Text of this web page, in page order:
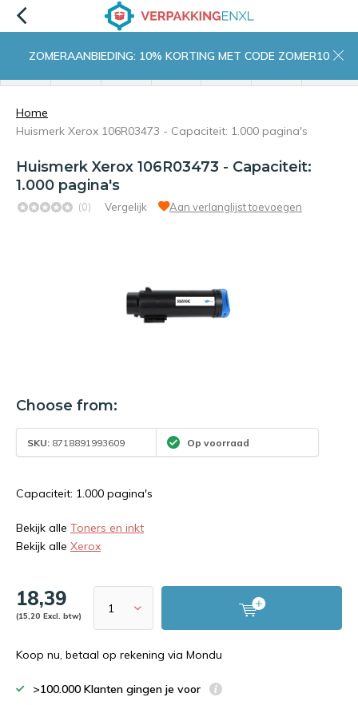
ZOMERAANBIEDING: 10% KORTING MET CODE ZOMER10
Home
Huismerk Xerox 106R03473 - Capaciteit: 1.000 pagina's
Huismerk Xerox 106R03473 - Capaciteit:
1.000 pagina's
(0) Vergelijk Aan verlanglijst toevoegen
Choose from:
SKU: 8718891993609 Op voorraad
Capaciteit: 1.000 pagina's
Bekijk alle Toners en inkt
Bekijk alle Xerox
18,39
(15,20 Excl. btw)
Koop nu, betaal op rekening via Mondu
>100.000 Klanten gingen je voor